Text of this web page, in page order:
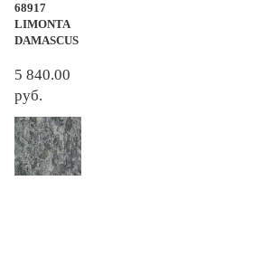
68917
LIMONTA
DAMASCUS
5 840.00
руб.